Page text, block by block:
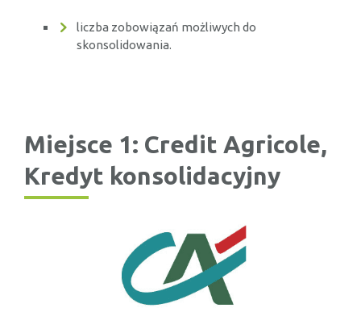
liczba zobowiązań możliwych do
skonsolidowania.
Miejsce 1: Credit Agricole,
Kredyt konsolidacyjny